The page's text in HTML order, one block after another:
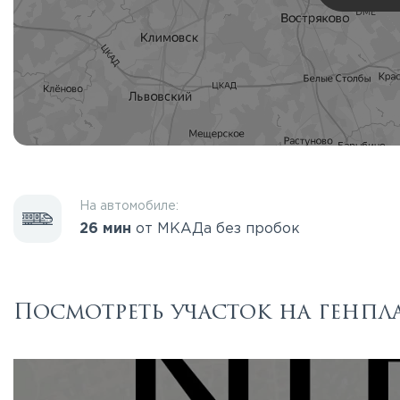
На автомобиле:
26 мин от МКАДа без пробок
Посмотреть участок на